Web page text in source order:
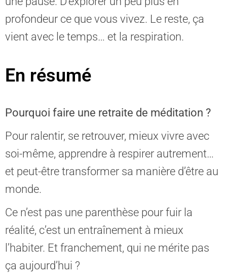
profondeur ce que vous vivez. Le reste, ça
vient avec le temps… et la respiration.
En résumé
Pourquoi faire une retraite de méditation ?
Pour ralentir, se retrouver, mieux vivre avec
soi-même, apprendre à respirer autrement…
et peut-être transformer sa manière d’être au
monde.
Ce n’est pas une parenthèse pour fuir la
réalité, c’est un entraînement à mieux
l’habiter. Et franchement, qui ne mérite pas
ça aujourd’hui ?